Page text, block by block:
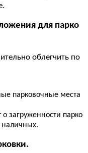
для парко
облегчить по
парковочные места
загруженности парко
наличных.